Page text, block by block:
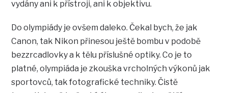
vydány ani k přístroji, ani k objektivu.
Do olympiády je ovšem daleko. Čekal bych, že jak
Canon, tak Nikon přinesou ještě bombu v podobě
bezzrcadlovky a k tělu příslušné optiky. Co je to
platné, olympiáda je zkouška vrcholných výkonů jak
sportovců, tak fotografické techniky. Čistě